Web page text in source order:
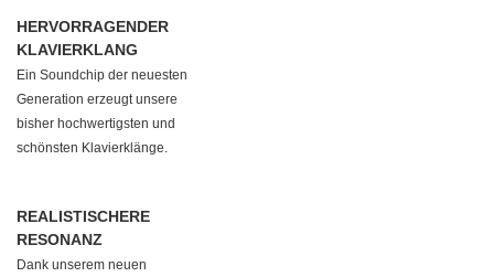
HERVORRAGENDER
KLAVIERKLANG
Ein Soundchip der neuesten
Generation erzeugt unsere
bisher hochwertigsten und
schönsten Klavierklänge.
REALISTISCHERE
RESONANZ
Dank unserem neuen